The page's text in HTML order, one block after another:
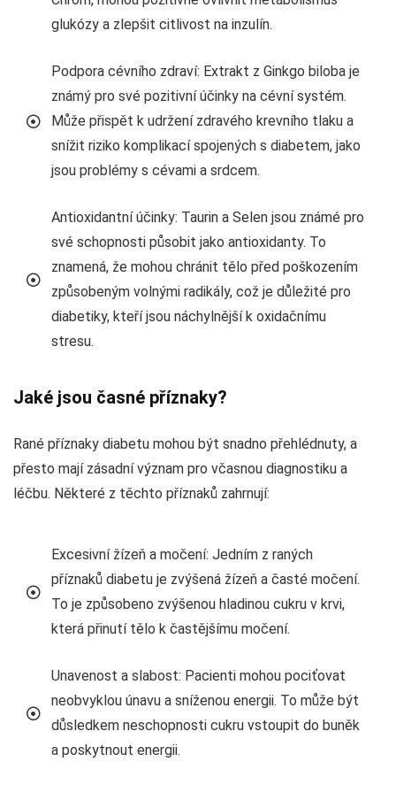
glukózy a zlepšit citlivost na inzulín.
Podpora cévního zdraví: Extrakt z Ginkgo biloba je
známý pro své pozitivní účinky na cévní systém.
Může přispět k udržení zdravého krevního tlaku a
snížit riziko komplikací spojených s diabetem, jako
jsou problémy s cévami a srdcem.
Antioxidantní účinky: Taurin a Selen jsou známé pro
své schopnosti působit jako antioxidanty. To
znamená, že mohou chránit tělo před poškozením
způsobeným volnými radikály, což je důležité pro
diabetiky, kteří jsou náchylnější k oxidačnímu
stresu.
Jaké jsou časné příznaky?
Rané příznaky diabetu mohou být snadno přehlédnuty, a
přesto mají zásadní význam pro včasnou diagnostiku a
léčbu. Některé z těchto příznaků zahrnují:
Excesivní žízeň a močení: Jedním z raných
příznaků diabetu je zvýšená žízeň a časté močení.
To je způsobeno zvýšenou hladinou cukru v krvi,
která přinutí tělo k častějšímu močení.
Unavenost a slabost: Pacienti mohou pociťovat
neobvyklou únavu a sníženou energii. To může být
důsledkem neschopnosti cukru vstoupit do buněk
a poskytnout energii.